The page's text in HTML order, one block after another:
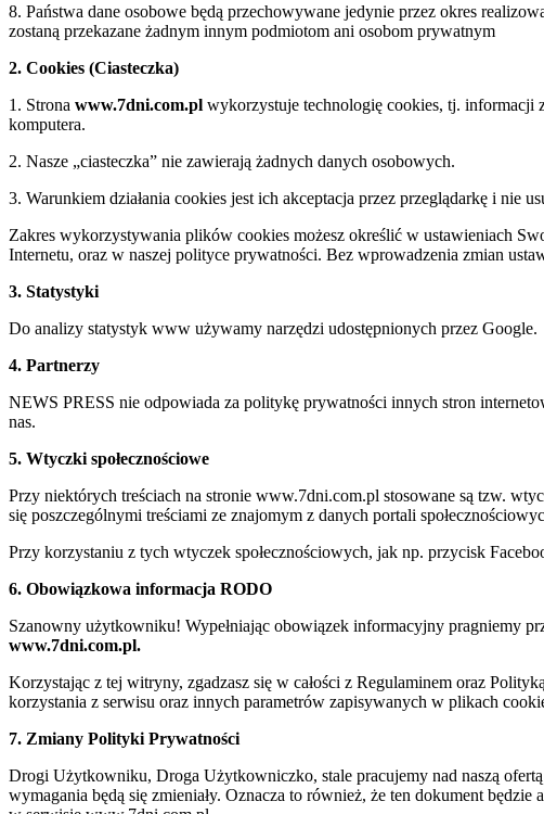
8. Państwa dane osobowe będą przechowywane jedynie przez okres
zostaną przekazane żadnym innym podmiotom ani osobom prywatnym
2. Cookies (Ciasteczka)
1. Strona www.7dni.com.pl wykorzystuje technologię cookies, tj. informacji
komputera.
2. Nasze „ciasteczka” nie zawierają żadnych danych osobowych.
3. Warunkiem działania cookies jest ich akceptacja przez przeglądarkę i nie
Zakres wykorzystywania plików cookies możesz określić w ustawieniach
Internetu, oraz w naszej polityce prywatności. Bez wprowadzenia zmian
3. Statystyki
Do analizy statystyk www używamy narzędzi udostępnionych przez Google.
4. Partnerzy
NEWS PRESS nie odpowiada za politykę prywatności innych stron
nas.
5. Wtyczki społecznościowe
Przy niektórych treściach na stronie www.7dni.com.pl stosowane są tzw.
się poszczególnymi treściami ze znajomym z danych portali
Przy korzystaniu z tych wtyczek społecznościowych, jak np. przycisk
6. Obowiązkowa informacja RODO
Szanowny użytkowniku! Wypełniając obowiązek informacyjny pragniemy
www.7dni.com.pl.
Korzystając z tej witryny, zgadzasz się w całości z Regulaminem oraz
korzystania z serwisu oraz innych parametrów zapisywanych w plikach
7. Zmiany Polityki Prywatności
Drogi Użytkowniku, Droga Użytkowniczko, stale pracujemy nad naszą
wymagania będą się zmieniały. Oznacza to również, że ten dokument